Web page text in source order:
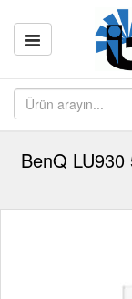
BenQ